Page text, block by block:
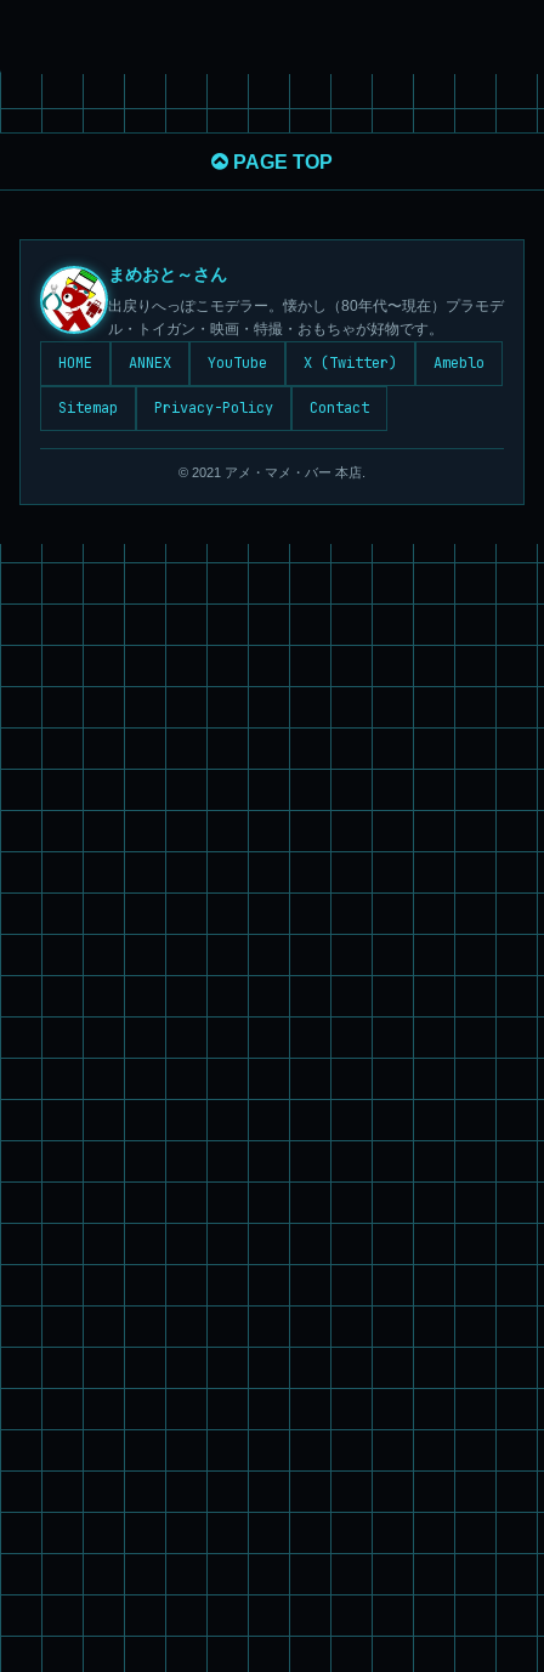
PAGE TOP
まめおと～さん
出戻りへっぽこモデラー。懐かし（80年代〜現在）プラモデ
ル・トイガン・映画・特撮・おもちゃが好物です。
HOME ANNEX YouTube X (Twitter) Ameblo
Sitemap Privacy-Policy Contact
© 2021 アメ・マメ・バー 本店.